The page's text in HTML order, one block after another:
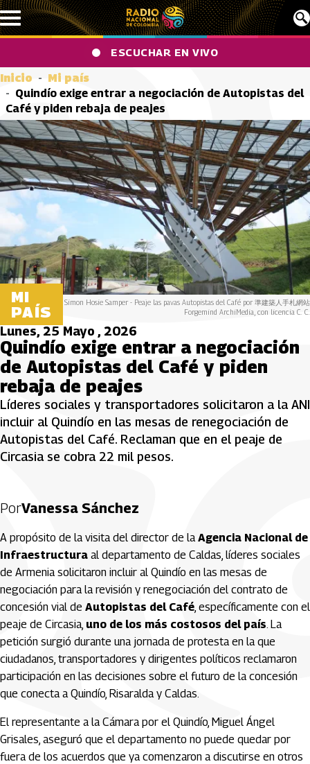
Pasar al contenido principal
ESCUCHAR EN VIVO
Inicio
Mi país
Quindío exige entrar a negociación de Autopistas del
Café y piden rebaja de peajes
MI
PAÍS
Simon Hosie Samper - Peaje las pavas Autopistas del Café por 準建築人手札網站
Forgemind ArchiMedia, con licencia C. C.
Lunes, 25 Mayo , 2026
Quindío exige entrar a negociación
de Autopistas del Café y piden
rebaja de peajes
Líderes sociales y transportadores solicitaron a la ANI
incluir al Quindío en las mesas de renegociación de
Autopistas del Café. Reclaman que en el peaje de
Circasia se cobra 22 mil pesos.
PorVanessa Sánchez
A propósito de la visita del director de laAgencia Nacional de
Infraestructura al departamento de Caldas, líderes sociales
de Armenia solicitaron incluir al Quindío en las mesas de
negociación para la revisión y renegociación del contrato de
concesión vial de Autopistas del Café, específicamente con el
peaje de Circasia, uno de los más costosos del país. La
petición surgió durante una jornada de protesta en la que
ciudadanos, transportadores y dirigentes políticos reclamaron
participación en las decisiones sobre el futuro de la concesión
que conecta a Quindío, Risaralda y Caldas.
El representante a la Cámara por el Quindío, Miguel Ángel
Grisales, aseguró que el departamento no puede quedar por
fuera de los acuerdos que ya comenzaron a discutirse en otros